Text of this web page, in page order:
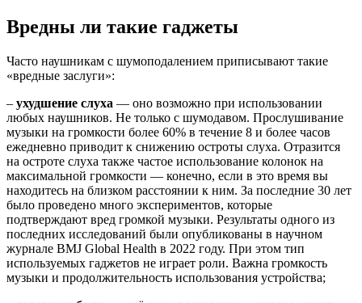
Вредны ли такие гаджеты
Часто наушникам с шумоподалением приписывают такие
«вредные заслуги»:
– ухудшение слуха — оно возможно при использовании
любых наушников. Не только с шумодавом. Прослушивание
музыки на громкости более 60% в течение 8 и более часов
ежедневно приводит к снижению остроты слуха. Отразится
на остроте слуха также частое использование колонок на
максимальной громкости — конечно, если в это время вы
находитесь на близком расстоянии к ним. За последние 30 лет
было проведено много экспериментов, которые
подтверждают вред громкой музыки. Результаты одного из
последних исследований были опубликованы в научном
журнале BMJ Global Health в 2022 году. При этом тип
используемых гаджетов не играет роли. Важна громкость
музыки и продолжительность использования устройства;